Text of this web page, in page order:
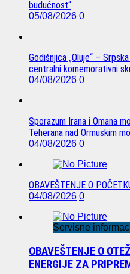
budućnost“
05/08/2026 0
Godišnjica „Oluje“ –
centralni komemorativni
04/08/2026 0
Sporazum Irana i Omana
Teherana nad Ormuskim
04/08/2026 0
OBAVEŠTENJE O
04/08/2026 0
Servisne
OBAVEŠTENJE O
ENERGIJE ZA